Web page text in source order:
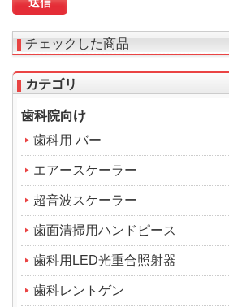
チェックした商品
カテゴリ
歯科院向け
歯科用 バー
エアースケーラー
超音波スケーラー
歯面清掃用ハンドピース
歯科用LED光重合照射器
歯科レントゲン